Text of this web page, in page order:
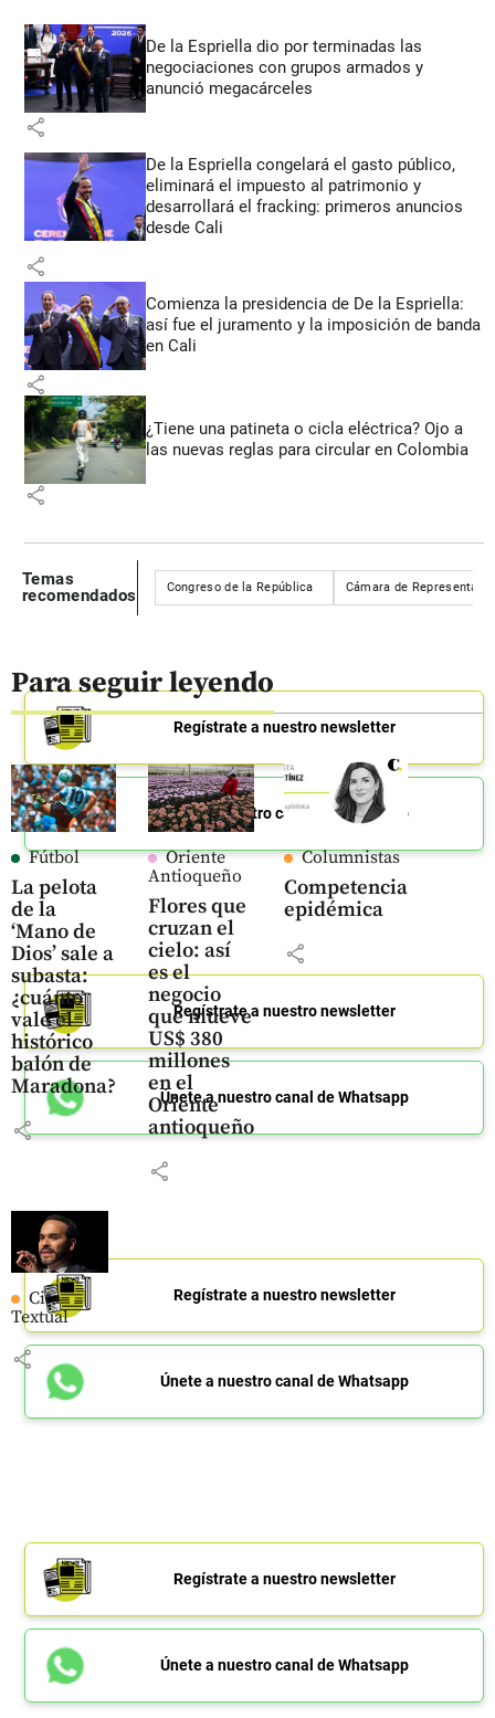
De la Espriella dio por terminadas las
negociaciones con grupos armados y
anunció megacárceles
share
De la Espriella congelará el gasto público,
eliminará el impuesto al patrimonio y
desarrollará el fracking: primeros anuncios
desde Cali
share
Comienza la presidencia de De la Espriella:
así fue el juramento y la imposición de banda
en Cali
share
¿Tiene una patineta o cicla eléctrica? Ojo a
las nuevas reglas para circular en Colombia
share
Temas
recomendados
Congreso de la República Cámara de
Para seguir leyendo
Fútbol
La pelota
de la
‘Mano de
Dios’ sale a
subasta:
¿cuánto
vale el
histórico
balón de
Maradona?
share
Oriente
Antioqueño
Flores que
cruzan el
cielo: así
es el
negocio
que mueve
US$ 380
millones
en el
Oriente
antioqueño
share
Columnistas
Competencia
epidémica
share
Cita
Textual
share
Regístrate a nuestro newsletter
Únete a nuestro canal de Whatsapp
Regístrate a nuestro newsletter
Únete a nuestro canal de Whatsapp
Regístrate a nuestro newsletter
Únete a nuestro canal de Whatsapp
Regístrate a nuestro newsletter
Únete a nuestro canal de Whatsapp